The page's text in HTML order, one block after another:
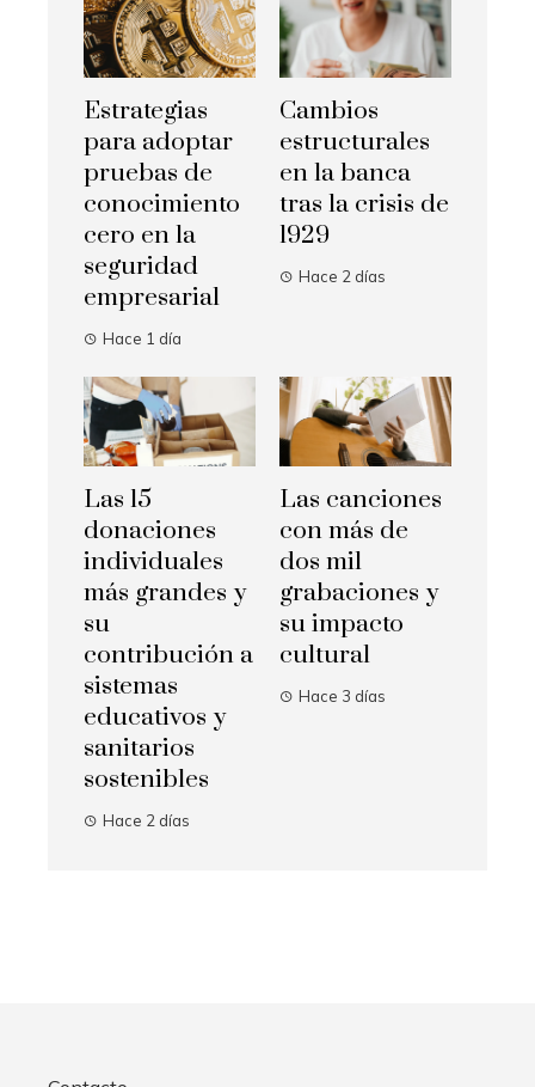
Estrategias
para adoptar
pruebas de
conocimiento
cero en la
seguridad
empresarial
Hace 1 día
Cambios
estructurales
en la banca
tras la crisis de
1929
Hace 2 días
Las 15
donaciones
individuales
más grandes y
su
contribución a
sistemas
educativos y
sanitarios
sostenibles
Hace 2 días
Las canciones
con más de
dos mil
grabaciones y
su impacto
cultural
Hace 3 días